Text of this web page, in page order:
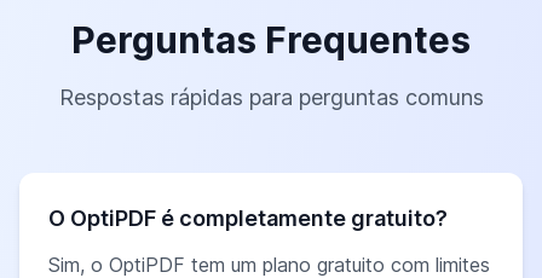
Perguntas Frequentes
Respostas rápidas para perguntas comuns
O OptiPDF é completamente gratuito?
Sim, o OptiPDF tem um plano gratuito com limites